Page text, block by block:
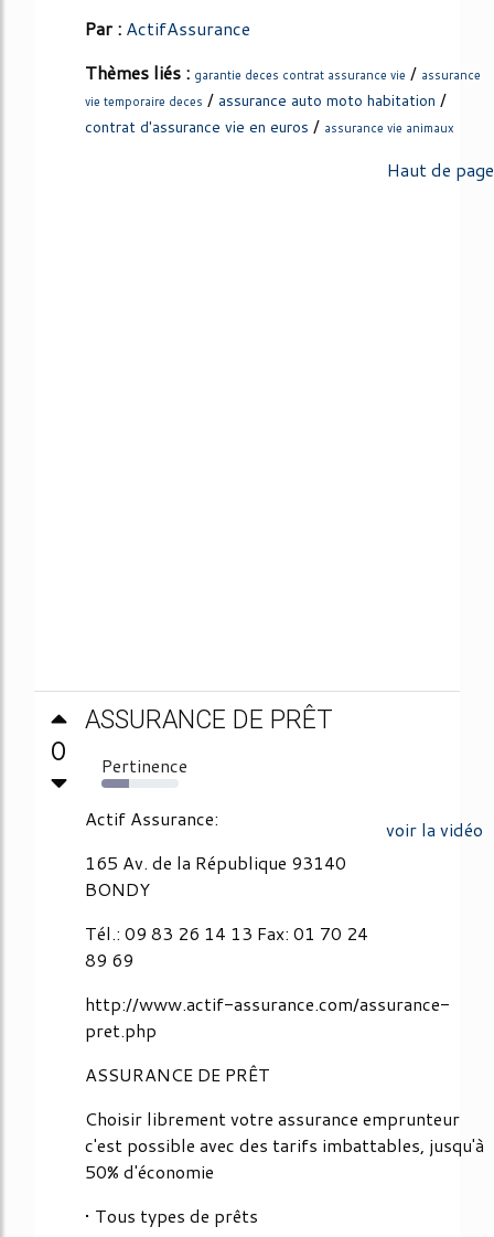
Par : ActifAssurance
Thèmes liés : garantie deces contrat assurance vie / assurance
vie temporaire deces / assurance auto moto habitation /
contrat d'assurance vie en euros / assurance vie animaux
Haut de page
0
ASSURANCE DE PRÊT
Pertinence
36%
voir la vidéo
Actif Assurance:
165 Av. de la République 93140
BONDY
Tél.: 09 83 26 14 13 Fax: 01 70 24
89 69
http://www.actif-assurance.com/assurance-
pret.php
ASSURANCE DE PRÊT
Choisir librement votre assurance emprunteur
c'est possible avec des tarifs imbattables, jusqu'à
50% d'économie
• Tous types de prêts